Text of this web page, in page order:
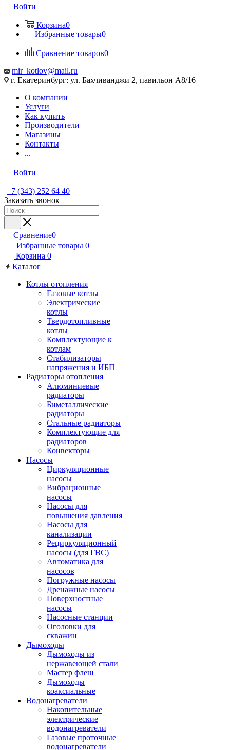
Войти
Корзина0
Избранные товары0
Сравнение товаров0
mir_kotlov@mail.ru
г. Екатеринбург: ул. Бахчиванджи 2, павильон А8/16
О компании
Услуги
Как купить
Производители
Магазины
Контакты
...
Войти
+7 (343) 252 64 40
Заказать звонок
Сравнение0
Избранные товары 0
Корзина 0
Каталог
Котлы отопления
Газовые котлы
Электрические
котлы
Твердотопливные
котлы
Комплектующие к
котлам
Стабилизаторы
напряжения и ИБП
Радиаторы отопления
Алюминиевые
радиаторы
Биметаллические
радиаторы
Стальные радиаторы
Комплектующие для
радиаторов
Конвекторы
Насосы
Циркуляционные
насосы
Вибрационные
насосы
Насосы для
повышения давления
Насосы для
канализации
Рециркуляционный
насосы (для ГВС)
Автоматика для
насосов
Погружные насосы
Дренажные насосы
Поверхностные
насосы
Насосные станции
Оголовки для
скважин
Дымоходы
Дымоходы из
нержавеющей стали
Мастер флеш
Дымоходы
коаксиальные
Водонагреватели
Накопительные
электрические
водонагреватели
Газовые проточные
водонагреватели